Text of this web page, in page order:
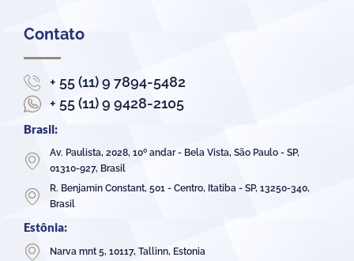
Contato
+ 55 (11) 9 7894-5482
+ 55 (11) 9 9428-2105
Brasil:
Av. Paulista, 2028, 10º andar - Bela Vista, São Paulo - SP,
01310-927, Brasil
R. Benjamin Constant, 501 - Centro, Itatiba - SP, 13250-340,
Brasil
Estônia:
Narva mnt 5, 10117, Tallinn, Estonia